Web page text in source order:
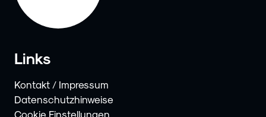
Links
Kontakt / Impressum
Datenschutzhinweise
Cookie Einstellungen